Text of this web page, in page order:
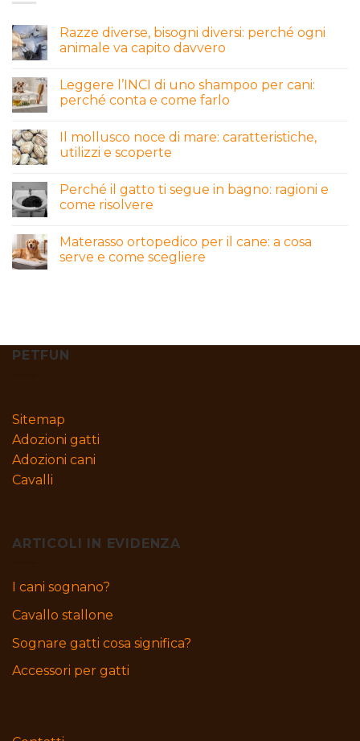
Razze diverse, bisogni diversi: perché ogni
animale va capito davvero
Leggere l’INCI di uno shampoo per cani:
perché conta e come farlo
Il mollusco noce di mare: caratteristiche,
utilizzi e scoperte
Perché il gatto ti segue in bagno: ragioni e
come risolvere
Materasso ortopedico per il cane: a cosa
serve e come scegliere
PETFUN
Sitemap
Adozioni gatti
Adozioni cani
Cavalli
ARTICOLI IN EVIDENZA
I cani sognano?
Cavallo stallone
Sognare gatti cosa significa?
Accessori per gatti